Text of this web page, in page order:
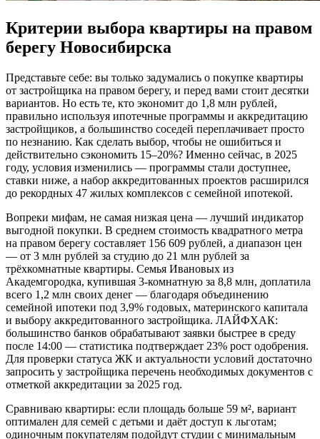
Критерии выбора квартиры на правом
берегу Новосибирска
Представьте себе: вы только задумались о покупке квартиры
от застройщика на правом берегу, и перед вами стоит десятки
вариантов. Но есть те, кто экономит до 1,8 млн рублей,
правильно используя ипотечные программы и аккредитацию
застройщиков, а большинство соседей переплачивает просто
по незнанию. Как сделать выбор, чтобы не ошибиться и
действительно сэкономить 15–20%? Именно сейчас, в 2025
году, условия изменились — программы стали доступнее,
ставки ниже, а набор аккредитованных проектов расширился
до рекордных 47 жилых комплексов с семейной ипотекой.
Вопреки мифам, не самая низкая цена — лучший индикатор
выгодной покупки. В среднем стоимость квадратного метра
на правом берегу составляет 156 609 рублей, а диапазон цен
— от 3 млн рублей за студию до 21 млн рублей за
трёхкомнатные квартиры. Семья Ивановых из
Академгородка, купившая 3-комнатную за 8,8 млн, доплатила
всего 1,2 млн своих денег — благодаря объединению
семейной ипотеки под 3,9% годовых, материнского капитала
и выбору аккредитованного застройщика. ЛАЙФХАК:
большинство банков обрабатывают заявки быстрее в среду
после 14:00 — статистика подтверждает 23% рост одобрения.
Для проверки статуса ЖК и актуальности условий достаточно
запросить у застройщика перечень необходимых документов с
отметкой аккредитации за 2025 год.
Сравниваю квартиры: если площадь больше 59 м², вариант
оптимален для семей с детьми и даёт доступ к льготам;
одиночным покупателям подойдут студии с минимальным